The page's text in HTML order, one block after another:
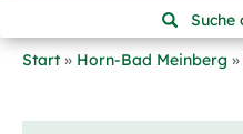
Suche
Start
Horn-Bad Meinberg